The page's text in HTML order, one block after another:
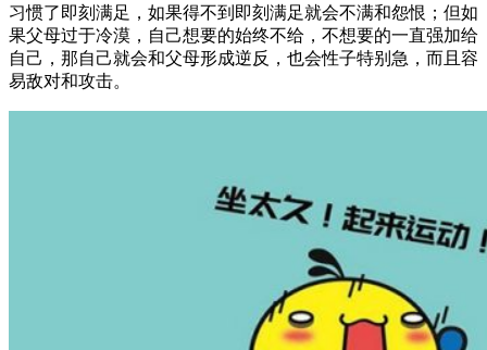
习惯了即刻满足，如果得不到即刻满足就会不满和怨恨；但如
果父母过于冷漠，自己想要的始终不给，不想要的一直强加给
自己，那自己就会和父母形成逆反，也会性子特别急，而且容
易敌对和攻击。